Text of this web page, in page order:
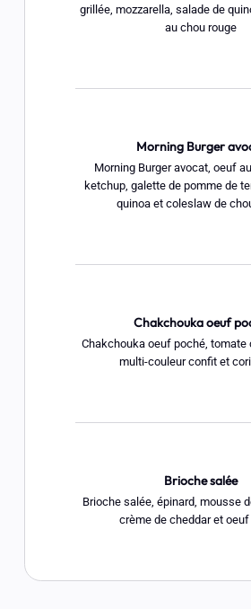
grillée, mozzarella, salade de
au chou rouge
Morning Burger
Morning Burger avocat, oeuf
ketchup, galette de pomme de
quinoa et coleslaw de
Chakchouka oeuf
Chakchouka oeuf poché, tomate
multi-couleur confit et
Brioche salée
Brioche salée, épinard, mousse
crème de cheddar et